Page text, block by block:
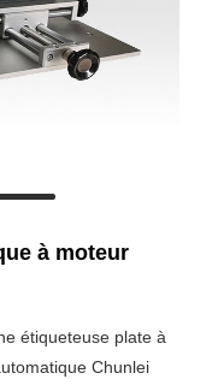
à moteur
étiqueteuse plate à
Chunlei